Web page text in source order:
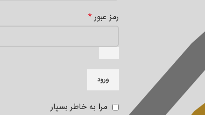
رمز عبور *
ورود
مرا به خاطر بسپار